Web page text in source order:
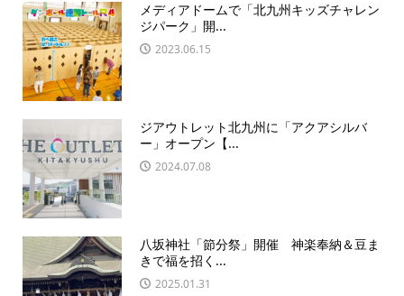
メディアドームで「北九州キッズチャレン
ジパーク」開...
2023.06.15
ジアウトレット北九州に「アクアシルバ
ー」オープン【...
2024.07.08
八坂神社「節分祭」開催 神楽奉納＆豆ま
きで福を招く...
2025.01.31